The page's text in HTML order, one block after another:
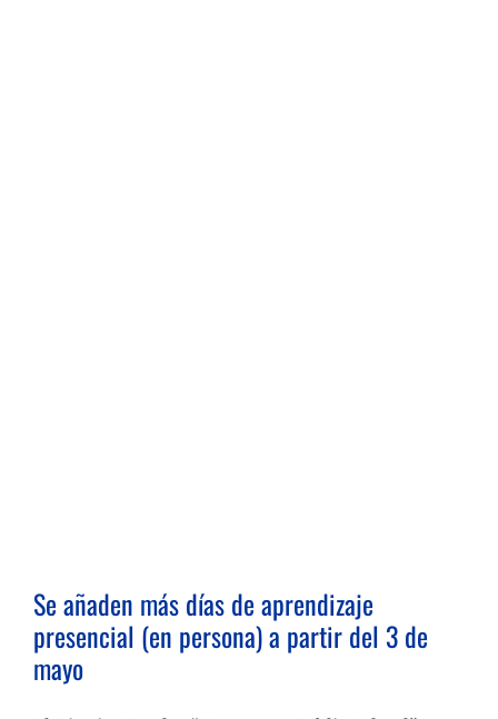
Se añaden más días de aprendizaje
presencial (en persona) a partir del 3 de
mayo